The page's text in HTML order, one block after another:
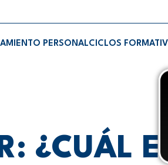
PERSONALCICLOS
¿CUÁL